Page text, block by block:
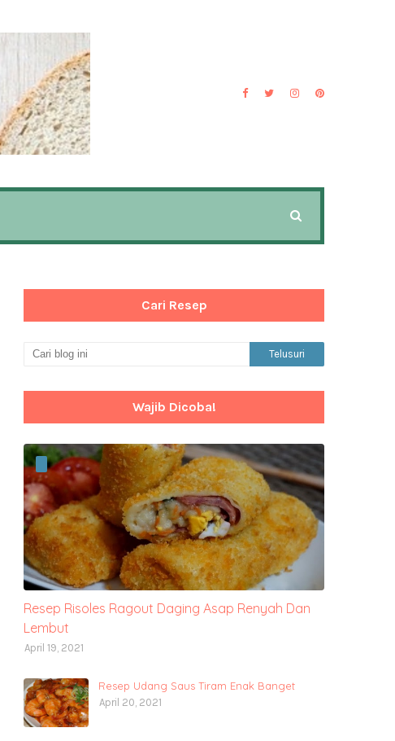
Cari Resep
Wajib Dicoba!
Resep Risoles Ragout Daging Asap Renyah Dan
Lembut
April 19, 2021
Resep Udang Saus Tiram Enak Banget
April 20, 2021